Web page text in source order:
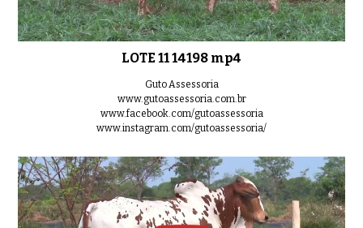
LOTE 11 14198 mp4
Guto Assessoria
www.gutoassessoria.com.br
www.facebook.com/gutoassessoria
www.instagram.com/gutoassessoria/